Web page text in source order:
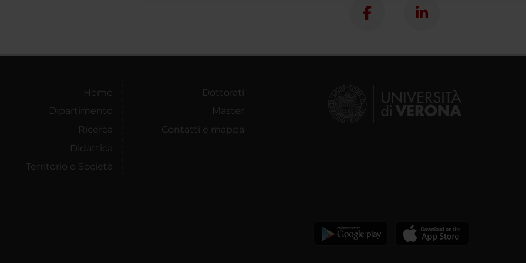
Home
Dipartimento
Ricerca
Didattica
Territorio e Società
Dottorati
Master
Contatti e mappa